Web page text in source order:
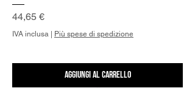
Prezzo
44,65 €
IVA inclusa Più spese di spedizione
Aggiungi al carrello